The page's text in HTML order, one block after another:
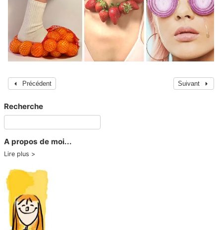
Précédent Suivant
Recherche
A propos de moi...
Lire plus